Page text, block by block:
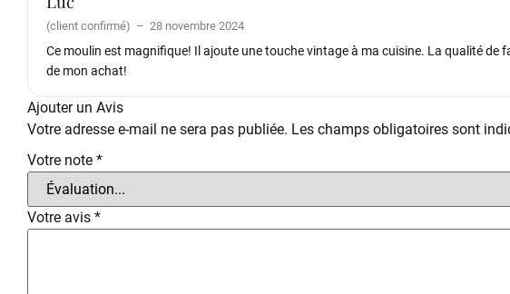
(client confirmé) – 28 novembre 2024
Ce moulin est magnifique! Il ajoute une touche vintage à ma cuisine. La qualité
de mon achat!
Ajouter un Avis
Votre adresse e-mail ne sera pas publiée. Les champs obligatoires sont
Votre note *
Votre avis *